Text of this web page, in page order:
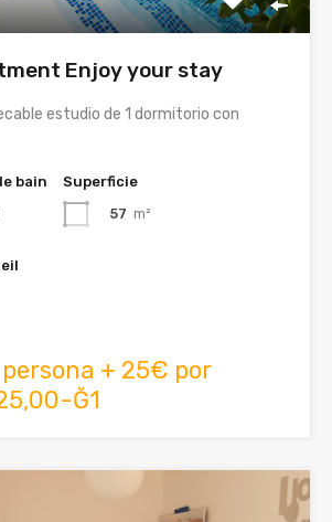
Enjoy your stay
estudio de 1 dormitorio con
bain
Superficie
57 m²
+ 25€ por
Ğ1